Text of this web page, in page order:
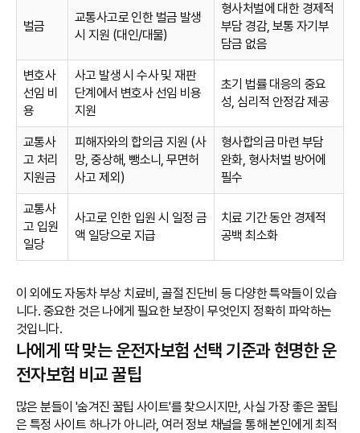
벌금
교통사고로 인한 벌금 발생
시 지원 (대인/대물)
형사처벌에 대한 경제적
부담 경감, 보통 자기부
담금 없음
변호사
선임 비
용
사고 발생 시 수사 및 재판
단계에서 변호사 선임 비용
지원
초기 법률 대응의 중요
성, 심리적 안정감 제공
교통사
고 처리
지원금
피해자와의 합의금 지원 (사
망, 중상해, 뺑소니, 무면허
사고 제외)
형사합의금 마련 부담
완화, 형사처벌 방어에
필수
교통사
고 입원
일당
사고로 인한 입원 시 일정 금
액 일당으로 지급
치료 기간 동안 경제적
공백 최소화
이 외에도 자동차 부상 치료비, 골절 진단비 등 다양한 특약들이 있습
니다. 중요한 것은 나에게 필요한 보장이 무엇인지 정확히 파악하는
것입니다.
나에게 딱 맞는 운전자보험 선택 기준과 현명한 운
전자보험 비교 꿀팁
많은 분들이 '숨겨진 꿀팁 사이트'를 찾으시지만, 사실 가장 좋은 꿀팁
은 특정 사이트 하나가 아니라, 여러 정보 채널을 통해 본인에게 최적